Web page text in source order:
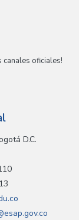
canales oficiales!
D.C.